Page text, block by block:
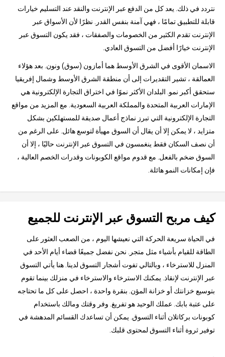
نتردد في ذلك. يعد كل من الدفع عبر الإنترنت والنقد عند التسليم خيارات
قابلة للتطبيق تمامًا ، فهي آمنة بنفس القدر. نظرًا لأن الأسواق عبر
الإنترنت تقدم الكثير من الخصومات والصفقات ، فقد يكون التسوق عبر
الإنترنت خيارًا أفضل من التسوق العادي.
الاسمان الأقوى في الشرق الأوسط هما أمازون (سوق) ونون. بعد هؤلاء
العمالقة ، تشير التقديرات إلى أن منطقة الشرق الأوسط وشمال إفريقيا
ستحقق أكبر نمو. البلدان الأكثر نموًا في اختراق التجارة الإلكترونية هي
الإمارات العربية المتحدة والمملكة العربية السعودية. مع المزيد من مواقع
التجارة الإلكترونية التي تبرز نماذج أعمال صديقة للمستهلكين بشكل
متزايد ، لا يمكن إلا أن يقال أن السوق مهيأة لتوسع هائل. على الرغم من
أن نصف السكان فقط ينغمسون في التسوق عبر الإنترنت حاليًا ، إلا أن
السوق ضخم بالفعل. مع قدوم مواقع الكوبونات وقدرات الخصم العالية ،
فإن إمكانات النمو هائلة.
كيف مربح التسوق عبر الإنترنت للجميع
في الحياة سريعة الحركة التي نعيشها اليوم ، من الصعب العثور على
الطاقة للقيام بأشياء مثل متجر. نحن نفضل جميعًا قضاء أيام الأحد في
المنزل للاسترخاء ، وبالتالي تفوت أشجار التسوق لدينا. هنا يأتي التسوق
عبر الإنترنت لإنقاذ. يمكنك الاسترخاء والاسترخاء في منزلك بينما تقوم
بتوسيع خزانتك أو خزانة المؤن. بنقرة واحدة ، احصل على كل ما تحتاجه
على عتبة بابك. عملك الوحيد هو تفريغ. وفر وقتك ومالك باستخدام
كوبونات بركاتلان أثناء التسوق. يمكن أن تساعدك القسائم المدهشة في
توفير ثروة أثناء التسوق لمحتوى قلبك.